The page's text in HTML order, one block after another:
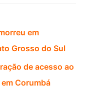
em
Grosso do Sul
de acesso ao
Corumbá